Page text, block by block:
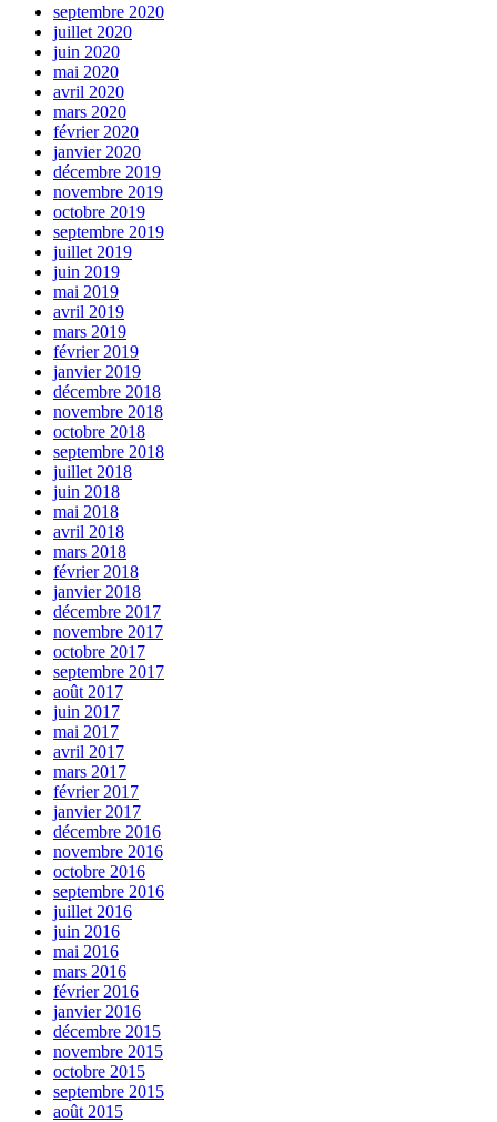
septembre 2020
juillet 2020
juin 2020
mai 2020
avril 2020
mars 2020
février 2020
janvier 2020
décembre 2019
novembre 2019
octobre 2019
septembre 2019
juillet 2019
juin 2019
mai 2019
avril 2019
mars 2019
février 2019
janvier 2019
décembre 2018
novembre 2018
octobre 2018
septembre 2018
juillet 2018
juin 2018
mai 2018
avril 2018
mars 2018
février 2018
janvier 2018
décembre 2017
novembre 2017
octobre 2017
septembre 2017
août 2017
juin 2017
mai 2017
avril 2017
mars 2017
février 2017
janvier 2017
décembre 2016
novembre 2016
octobre 2016
septembre 2016
juillet 2016
juin 2016
mai 2016
mars 2016
février 2016
janvier 2016
décembre 2015
novembre 2015
octobre 2015
septembre 2015
août 2015